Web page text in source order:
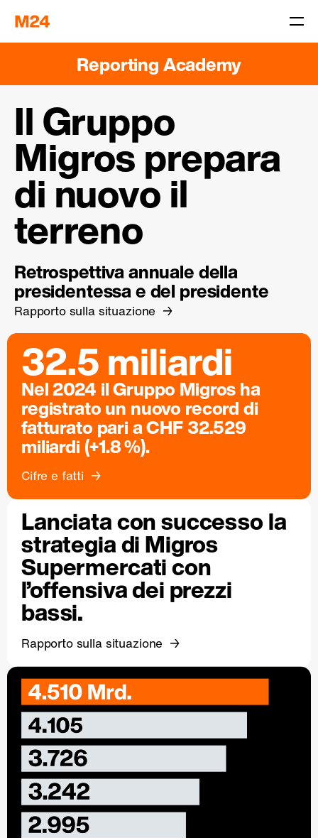
Reporting Academy
Il Gruppo
Migros prepara
di nuovo il
terreno
Retrospettiva annuale della
presidentessa e del presidente
Rapporto sulla situazione
32.5 miliardi
Nel 2024 il Gruppo Migros ha
registrato un nuovo record di
fatturato pari a CHF 32.529
miliardi (+1.8 %).
Cifre e fatti
Lanciata con successo la
strategia di Migros
Supermercati con
l’offensiva dei prezzi
bassi.
Rapporto sulla situazione